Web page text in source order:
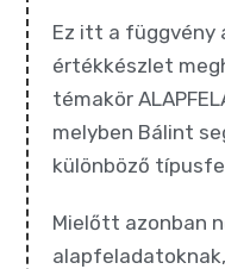
Ez itt a függvény
értékkészlet
témakör
melyben Bálint
különböző
Mielőtt azonban